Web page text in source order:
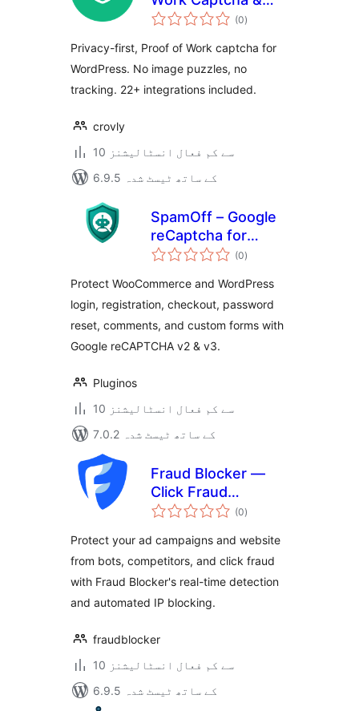
Spam Protection
(0مجموعی
درجہ
)
Privacy-first, Proof of Work captcha for
WordPress. No image puzzles, no
tracking. 22+ integrations included.
crovly
10 سے کم فعال انسٹالیشنز
6.9.5 کے ساتھ ٹیسٹ شدہ
SpamOff – Google
reCaptcha for
WooCommerce
(0مجموعی
درجہ
)
Protect WooCommerce and WordPress
login, registration, checkout, password
reset, comments, and custom forms with
Google reCAPTCHA v2 & v3.
Pluginos
10 سے کم فعال انسٹالیشنز
7.0.2 کے ساتھ ٹیسٹ شدہ
Fraud Blocker —
Click Fraud
Protection
(0مجموعی
درجہ
)
Protect your ad campaigns and website
from bots, competitors, and click fraud
with Fraud Blocker's real-time detection
and automated IP blocking.
fraudblocker
10 سے کم فعال انسٹالیشنز
6.9.5 کے ساتھ ٹیسٹ شدہ